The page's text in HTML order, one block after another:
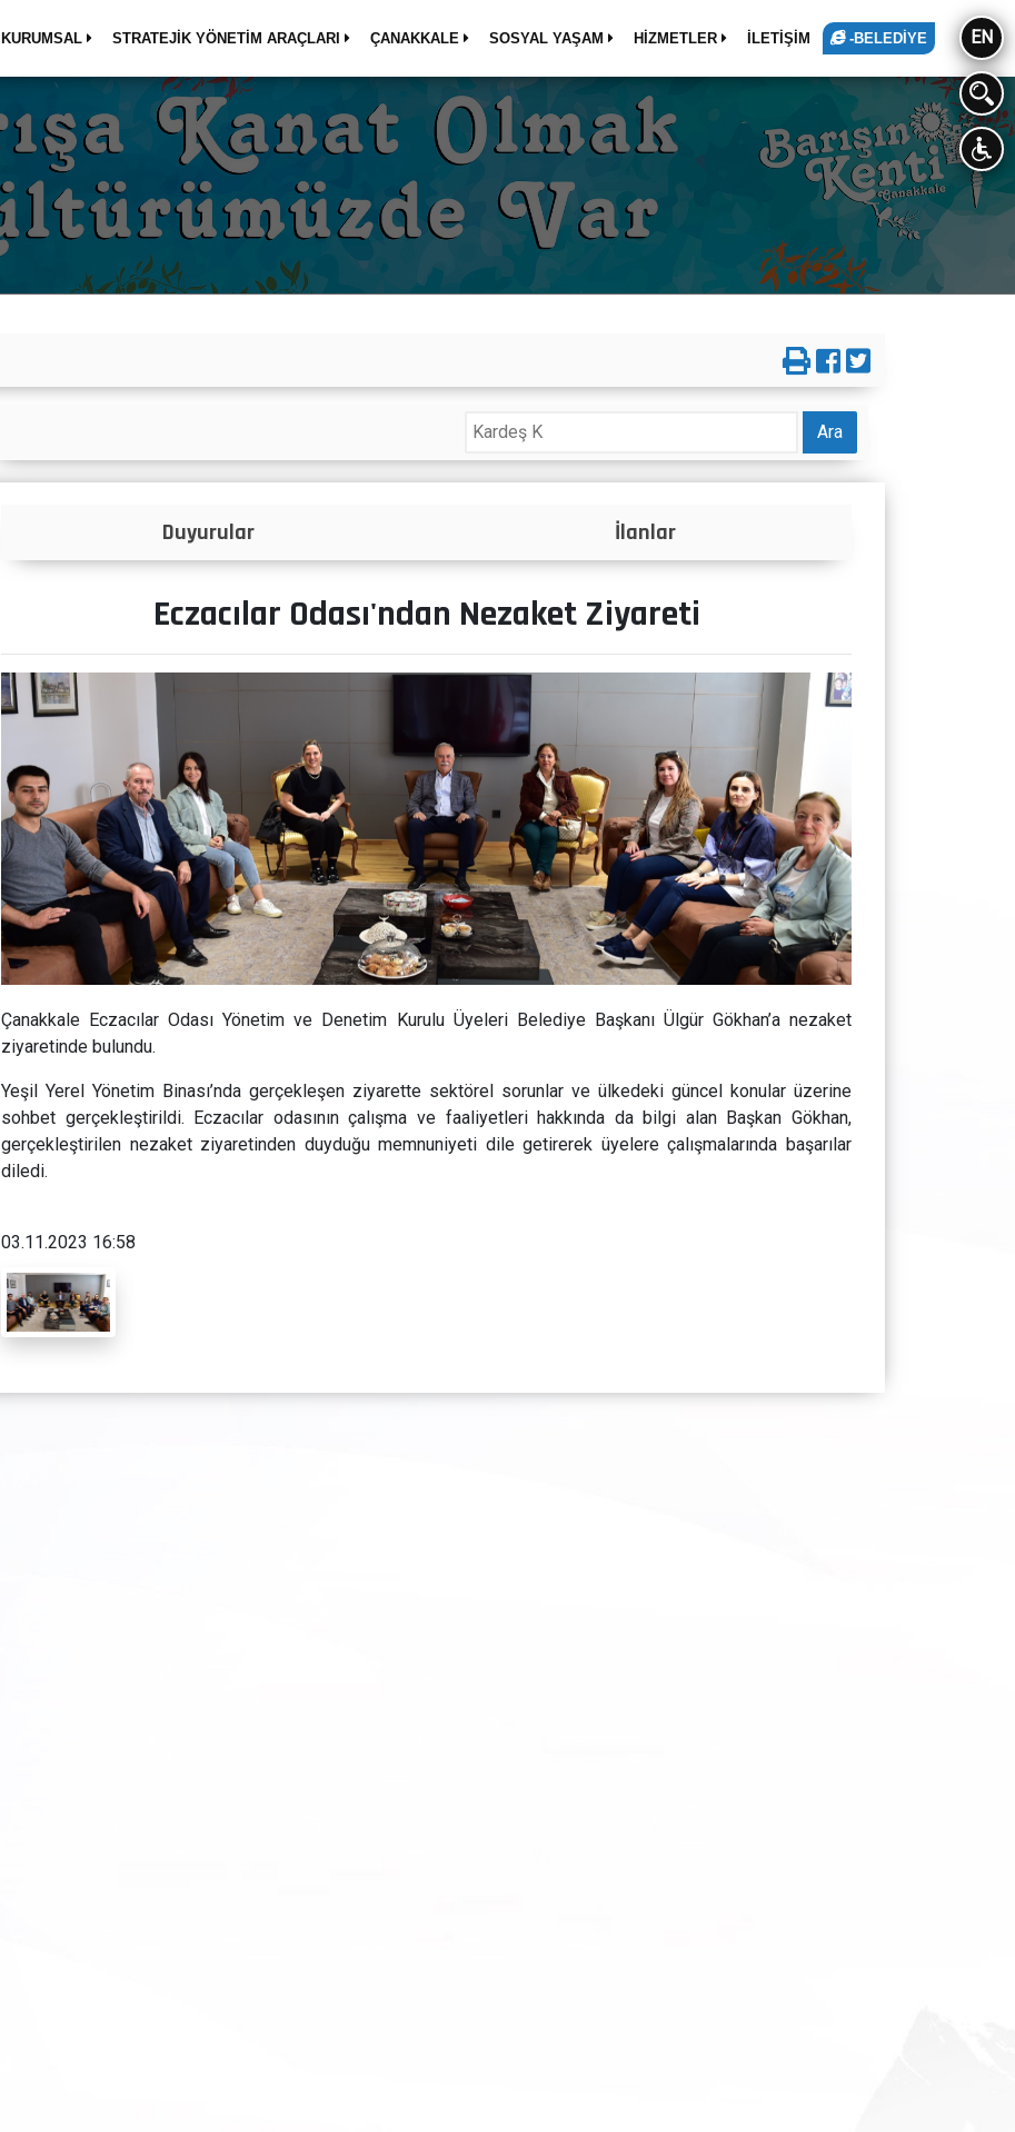
KURUMSAL STRATEJİK YÖNETİM ARAÇLARI ÇANAKKALE SOSYAL YAŞAM HİZMETLER İLETİŞİM -BELEDİYE EN
Ara
İlanlar Projeler
Eczacılar Odası'ndan Nezaket Ziyareti
Çanakkale Eczacılar Odası Yönetim ve Denetim Kurulu Üyeleri Belediye Başkanı Ülgür Gökhan’a nezaket
ziyaretinde bulundu.
Yeşil Yerel Yönetim Binası’nda gerçekleşen ziyarette sektörel sorunlar ve ülkedeki güncel konular üzerine
sohbet gerçekleştirildi. Eczacılar odasının çalışma ve faaliyetleri hakkında da bilgi alan Başkan Gökhan,
gerçekleştirilen nezaket ziyaretinden duyduğu memnuniyeti dile getirerek üyelere çalışmalarında başarılar
diledi.
03.11.2023 16:58